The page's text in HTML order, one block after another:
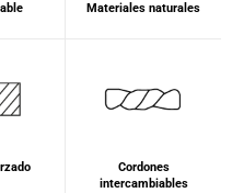
Materiales naturales
Cordones
intercambiables